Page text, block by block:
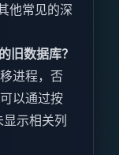
他常见的深
旧数据库？
进程，否
以通过按
示相关列